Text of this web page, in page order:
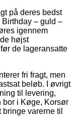
på deres bedst
– guld –
igennem
højst
de lageransatte
fri fragt, men
beløb. I øvrigt
til levering,
bor i Køge, Korsør
varerne til